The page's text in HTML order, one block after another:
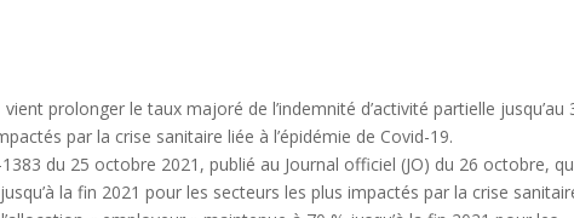
prolonger le taux majoré de l’indemnité d’activité partielle jusqu’au
par la crise sanitaire liée à l’épidémie de Covid-19.
du 25 octobre 2021, publié au Journal officiel (JO) du 26 octobre,
la fin 2021 pour les secteurs les plus impactés par la crise